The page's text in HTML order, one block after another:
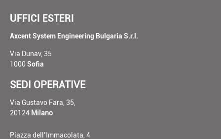
UFFICI ESTERI
Axcent System Engineering Bulgaria S.r.l.
Via Dunav, 35
1000 Sofia
SEDI OPERATIVE
Via Gustavo Fara, 35,
20124 Milano
Piazza dell’Immacolata, 4